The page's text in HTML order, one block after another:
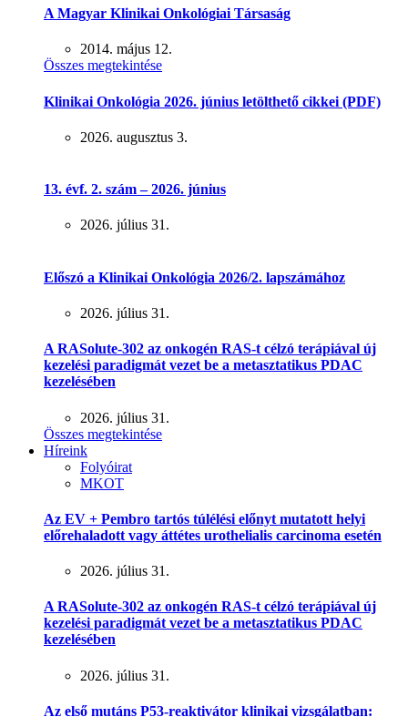
A Magyar Klinikai Onkológiai Társaság
2014. május 12.
Összes megtekintése
Klinikai Onkológia 2026. június letölthető cikkei (PDF)
2026. augusztus 3.
13. évf. 2. szám – 2026. június
2026. július 31.
Előszó a Klinikai Onkológia 2026/2. lapszámához
2026. július 31.
A RASolute-302 az onkogén RAS-t célzó terápiával új
kezelési paradigmát vezet be a metasztatikus PDAC
kezelésében
2026. július 31.
Összes megtekintése
Híreink
Folyóirat
MKOT
Az EV + Pembro tartós túlélési előnyt mutatott helyi
előrehaladott vagy áttétes urothelialis carcinoma esetén
2026. július 31.
A RASolute-302 az onkogén RAS-t célzó terápiával új
kezelési paradigmát vezet be a metasztatikus PDAC
kezelésében
2026. július 31.
Az első mutáns P53-reaktivátor klinikai vizsgálatban: